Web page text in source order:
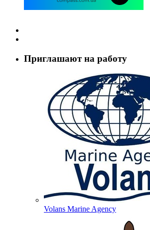
Приглашают на работу
Volans Marine Agency